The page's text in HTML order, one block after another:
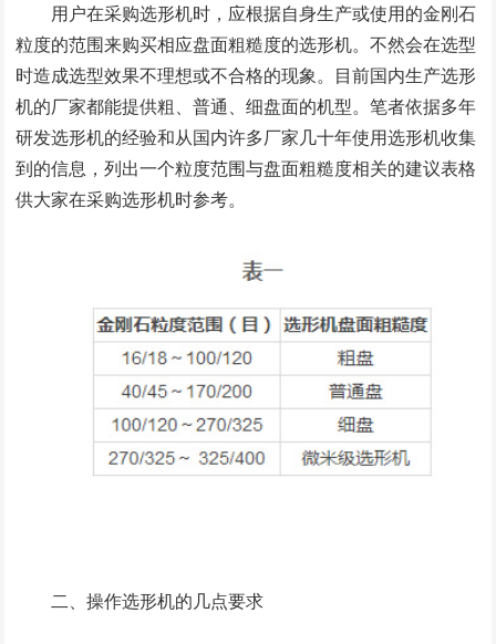
用户在采购选形机时，应根据自身生产或使用的金刚石
粒度的范围来购买相应盘面粗糙度的选形机。不然会在选型
时造成选型效果不理想或不合格的现象。目前国内生产选形
机的厂家都能提供粗、普通、细盘面的机型。笔者依据多年
研发选形机的经验和从国内许多厂家几十年使用选形机收集
到的信息，列出一个粒度范围与盘面粗糙度相关的建议表格
供大家在采购选形机时参考。
二、操作选形机的几点要求